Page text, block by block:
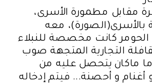
مقابل مطمورة اﻷسرى،
باﻷسرى(الصورة)، معه
الحومر كانت مخصصة للنبلاء
التجارية المتجهة صوب
ماكان يتحصل عليه من
أغنام و أحصنة... فيتم إدخاله